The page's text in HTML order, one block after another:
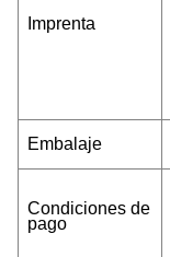
Imprenta
Embalaje
Condiciones de
pago